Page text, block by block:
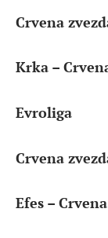
Crvena
Krka –
Evroliga
Crvena
Efes –